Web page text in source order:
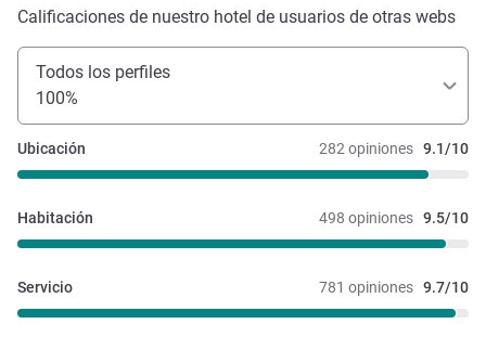
Calificaciones de nuestro hotel de usuarios de otras webs
Todos los perfiles
100%
282 opiniones 9.1/10
Ubicación
498 opiniones 9.5/10
Habitación
781 opiniones 9.7/10
Servicio